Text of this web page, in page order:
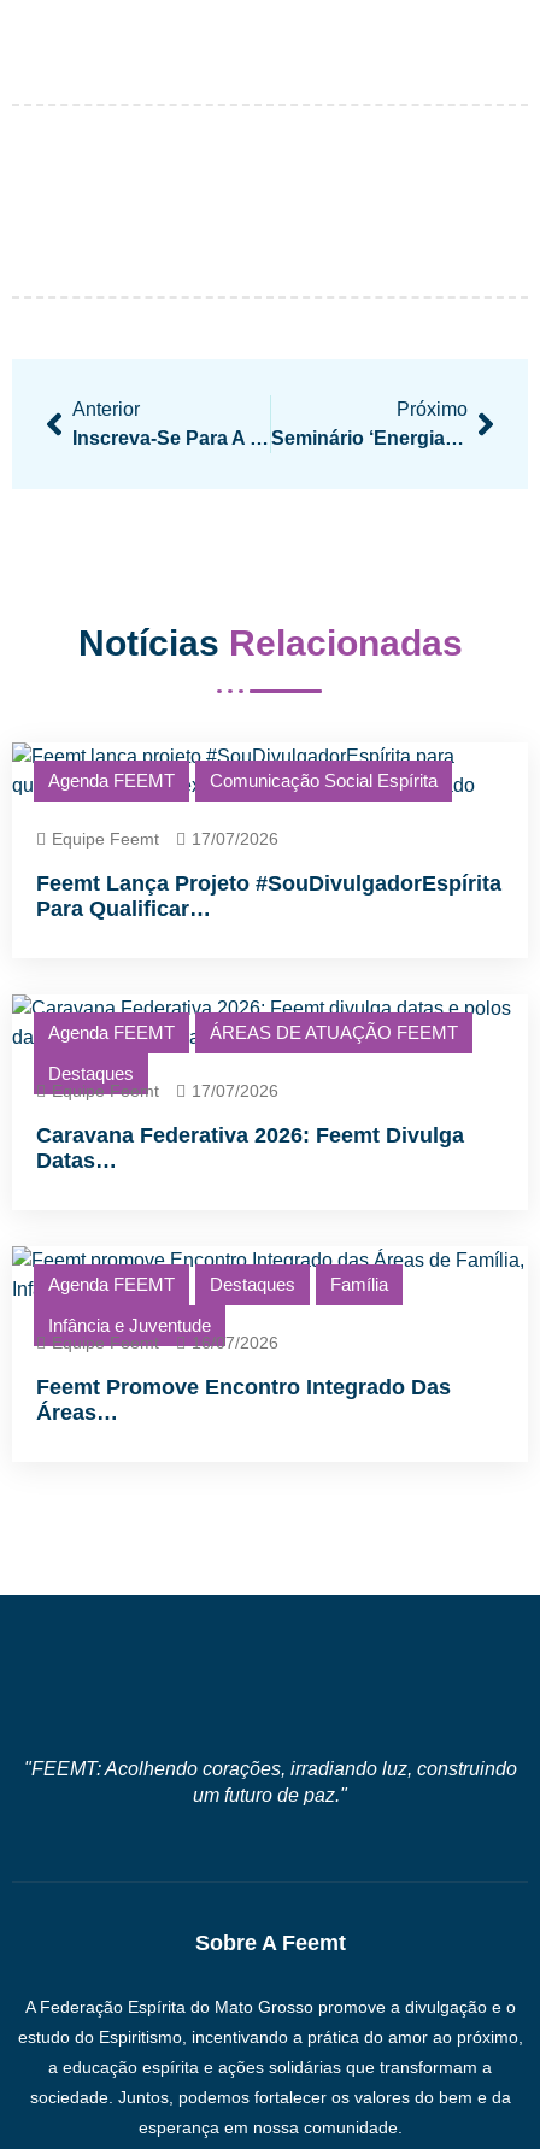
Anterior
Inscreva-Se Para A Primeira Turma Da Formação Continuada De Lideranças Espíritas
Próximo
Seminário ‘Energia Dos Chakras E O Poder Terapêutico Das Virtudes Da Verdade, Do Discernimento E Da Entrega’
Notícias Relacionadas
Agenda FEEMT Comunicação Social Espírita
Equipe Feemt 17/07/2026
Feemt Lança Projeto #SouDivulgadorEspírita
Para Qualificar…
Agenda FEEMT
ÁREAS DE ATUAÇÃO FEEMT
Destaques
Equipe Feemt 17/07/2026
Caravana Federativa 2026: Feemt Divulga
Datas…
Agenda FEEMT Destaques
Família
Infância e Juventude
Equipe Feemt 16/07/2026
Feemt Promove Encontro Integrado Das
Áreas…
"FEEMT: Acolhendo corações, irradiando luz, construindo
um futuro de paz."
Sobre A Feemt
A Federação Espírita do Mato Grosso promove a divulgação e o
estudo do Espiritismo, incentivando a prática do amor ao próximo,
a educação espírita e ações solidárias que transformam a
sociedade. Juntos, podemos fortalecer os valores do bem e da
esperança em nossa comunidade.